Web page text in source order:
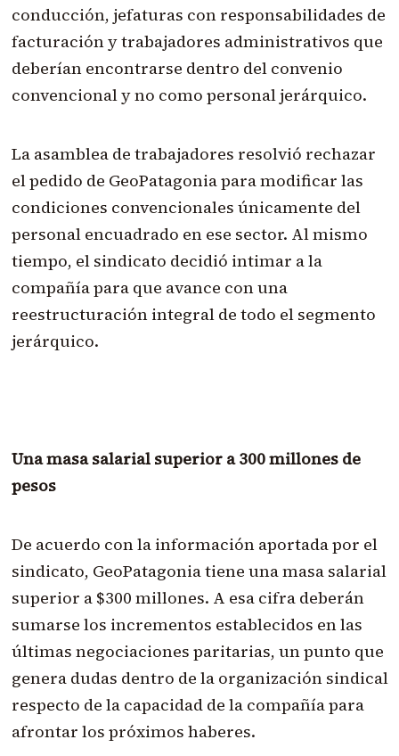
conducción, jefaturas con responsabilidades de
facturación y trabajadores administrativos que
deberían encontrarse dentro del convenio
convencional y no como personal jerárquico.
La asamblea de trabajadores resolvió rechazar
el pedido de GeoPatagonia para modificar las
condiciones convencionales únicamente del
personal encuadrado en ese sector. Al mismo
tiempo, el sindicato decidió intimar a la
compañía para que avance con una
reestructuración integral de todo el segmento
jerárquico.
Una masa salarial superior a 300 millones de
pesos
De acuerdo con la información aportada por el
sindicato, GeoPatagonia tiene una masa salarial
superior a $300 millones. A esa cifra deberán
sumarse los incrementos establecidos en las
últimas negociaciones paritarias, un punto que
genera dudas dentro de la organización sindical
respecto de la capacidad de la compañía para
afrontar los próximos haberes.